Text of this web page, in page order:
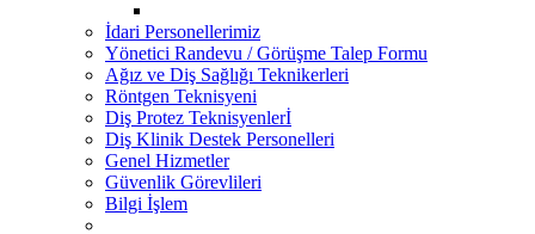
İdari Personellerimiz
Yönetici Randevu / Görüşme Talep Formu
Ağız ve Diş Sağlığı Teknikerleri
Röntgen Teknisyeni
Diş Protez Teknisyenlerİ
Diş Klinik Destek Personelleri
Genel Hizmetler
Güvenlik Görevlileri
Bilgi İşlem